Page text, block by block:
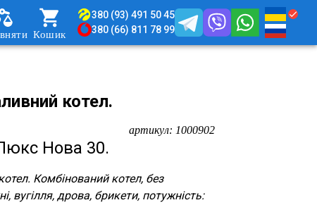
Кошик
380 (93) 491 50 45
380 (66) 811 78 99
котел.
артикул: 1000902
Нова 30.
Комбінований котел, без
вугілля, дрова, брикети, потужність: